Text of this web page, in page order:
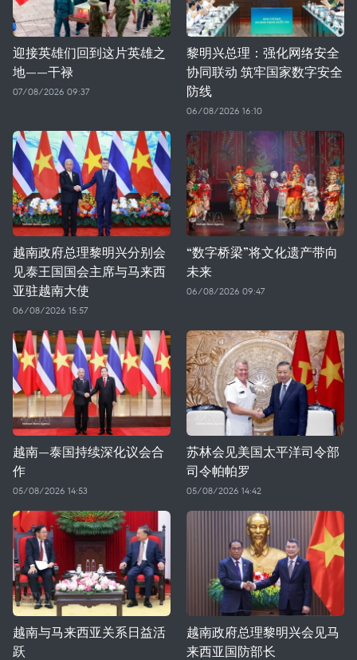
迎接英雄们回到这片英雄之
地——干禄
07/08/2026 09:37
黎明兴总理：强化网络安全
协同联动 筑牢国家数字安全
防线
06/08/2026 16:10
越南政府总理黎明兴分别会
见泰王国国会主席与马来西
亚驻越南大使
06/08/2026 15:57
“数字桥梁”将文化遗产带向
未来
06/08/2026 09:47
越南—泰国持续深化议会合
作
05/08/2026 14:53
苏林会见美国太平洋司令部
司令帕帕罗
05/08/2026 14:42
越南与马来西亚关系日益活
跃
越南政府总理黎明兴会见马
来西亚国防部长